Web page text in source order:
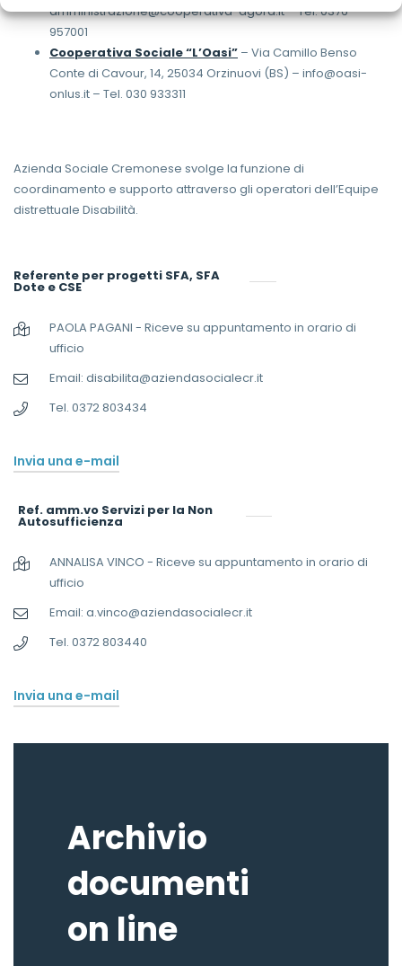
amministrazione@cooperativa-agora.it – Tel. 0376
957001
Cooperativa Sociale “L’Oasi” – Via Camillo Benso
Conte di Cavour, 14, 25034 Orzinuovi (BS) – info@oasi-
onlus.it – Tel. 030 933311
Azienda Sociale Cremonese svolge la funzione di
coordinamento e supporto attraverso gli operatori dell’Equipe
distrettuale Disabilità.
Referente per progetti SFA, SFA
Dote e CSE
PAOLA PAGANI - Riceve su appuntamento in orario di
ufficio
Email: disabilita@aziendasocialecr.it
Tel. 0372 803434
Invia una e-mail
Ref. amm.vo Servizi per la Non
Autosufficienza
ANNALISA VINCO - Riceve su appuntamento in orario di
ufficio
Email: a.vinco@aziendasocialecr.it
Tel. 0372 803440
Invia una e-mail
Archivio
documenti
on line